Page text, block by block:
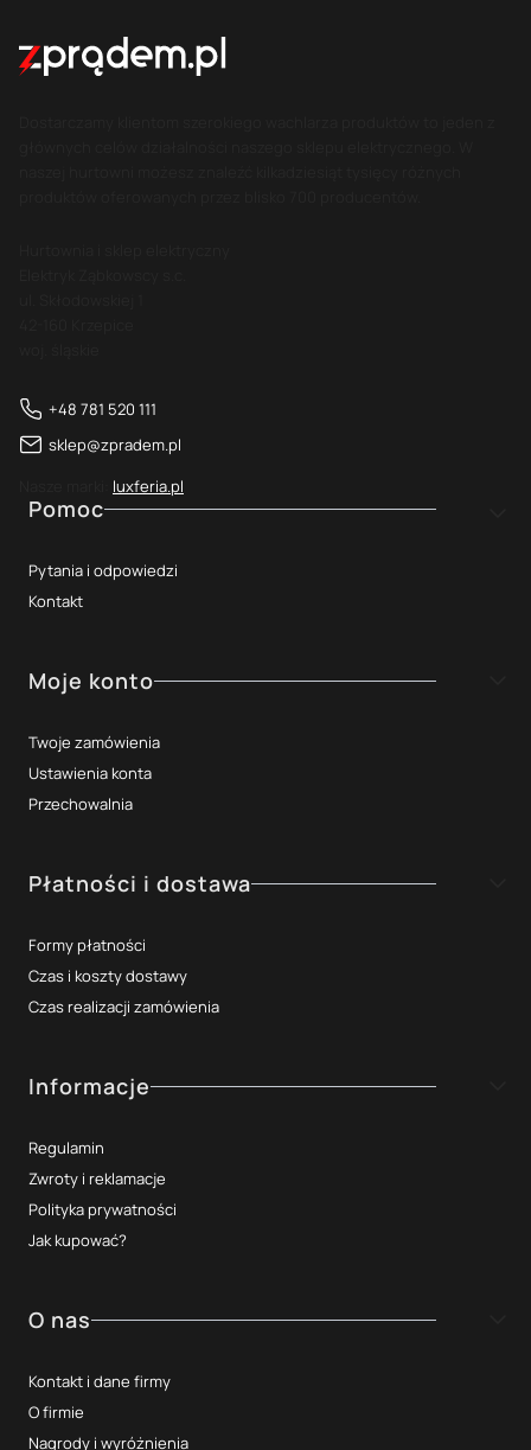
+48 781 520 111
sklep@zpradem.pl
luxferia.pl
Linki w stopce
Pomoc
Pytania i odpowiedzi
Kontakt
Moje konto
Twoje zamówienia
Ustawienia konta
Przechowalnia
Płatności i dostawa
Formy płatności
Czas i koszty dostawy
Czas realizacji zamówienia
Informacje
Regulamin
Zwroty i reklamacje
Polityka prywatności
Jak kupować?
O nas
Kontakt i dane firmy
O firmie
Nagrody i wyróżnienia